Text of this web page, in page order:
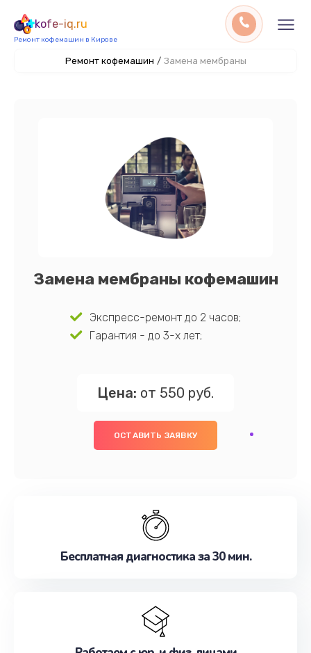
kofe-iq.ru
Ремонт кофемашин в Кирове
Ремонт кофемашин / Замена мембраны
Замена мембраны кофемашин
Экспресс-ремонт до 2 часов;
Гарантия - до 3-х лет;
Цена: от 550 руб.
ОСТАВИТЬ ЗАЯВКУ
Бесплатная диагностика за 30 мин.